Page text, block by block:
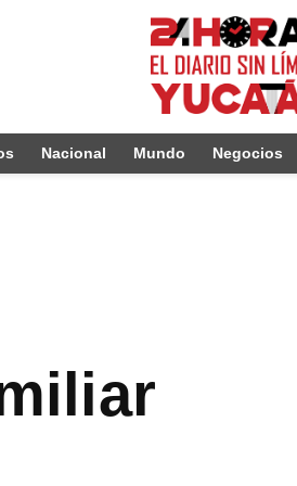
Nacional Mundo Negocios